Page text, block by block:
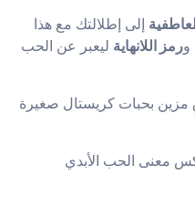
إلى إطلالتك مع هذا
ورمز اللانهاية ليعبر عن الحب
مزين بحبات كريستال صغيرة
معنى الحب الأبدي